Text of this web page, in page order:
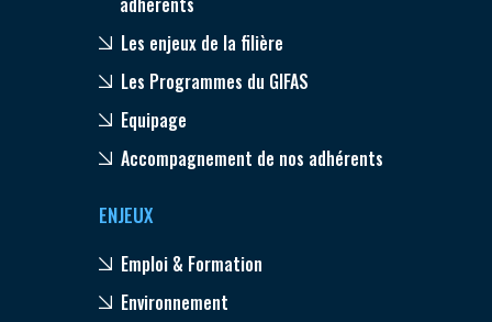
Les enjeux de la filière
Les Programmes du GIFAS
Equipage
Accompagnement de nos adhérents
ENJEUX
Emploi & Formation
Environnement